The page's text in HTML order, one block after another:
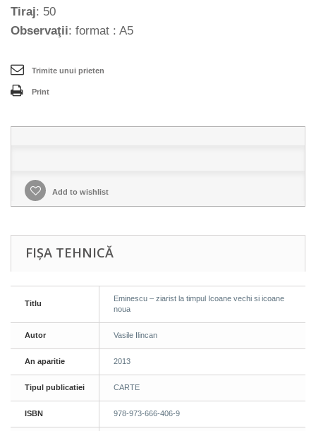
Tiraj: 50
Observaţii: format : A5
Trimite unui prieten
Print
Add to wishlist
FIȘA TEHNICĂ
Titlu
Eminescu – ziarist la timpul Icoane vechi si icoane
noua
Autor Vasile Ilincan
An aparitie 2013
Tipul publicatiei CARTE
ISBN 978-973-666-406-9